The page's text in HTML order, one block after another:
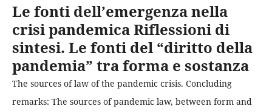
Le fonti dell’emergenza nella
crisi pandemica Riflessioni di
sintesi. Le fonti del “diritto della
pandemia” tra forma e sostanza
The sources of law of the pandemic crisis. Concluding
remarks: The sources of pandemic law, between form and